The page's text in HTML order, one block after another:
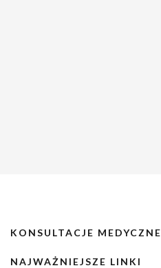
KONSULTACJE MEDYCZNE
NAJWAŻNIEJSZE LINKI